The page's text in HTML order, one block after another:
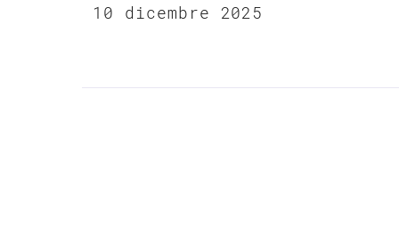
10 dicembre 2025